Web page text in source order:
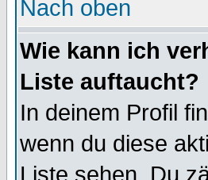
Nach oben
Wie kann ich
Liste auftaucht?
In deinem Profil
wenn du diese
Liste sehen. Du